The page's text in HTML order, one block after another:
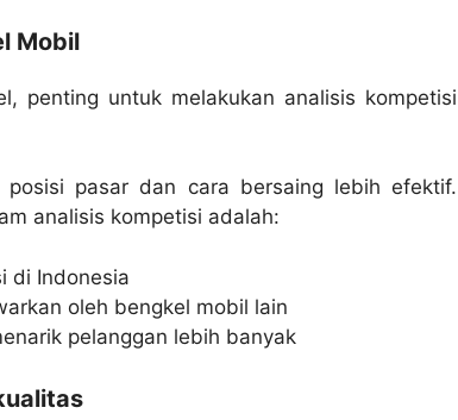
Mobil
penting untuk melakukan analisis kompetisi
pasar dan cara bersaing lebih efektif.
analisis kompetisi adalah:
di Indonesia
oleh bengkel mobil lain
pelanggan lebih banyak